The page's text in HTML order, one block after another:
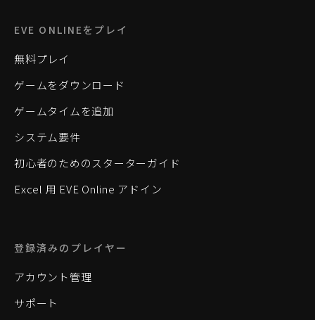
EVE ONLINEをプレイ
無料プレイ
ゲームをダウンロード
ゲームタイムを追加
システム要件
初心者のためのスターターガイド
Excel 用 EVE Online アドイン
登録済みのプレイヤー
アカウント管理
サポート